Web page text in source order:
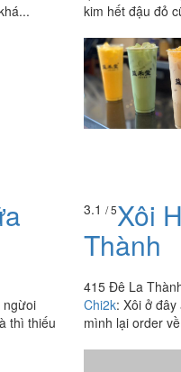
kim hết đậu đỏ
ngừoi
thì thiếu
3.1 / 5Xôi
Thành
415 Đê La
Chi2k: Xôi ở
mình lại order